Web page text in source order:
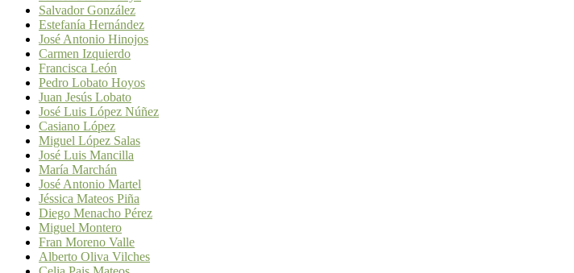
Salvador González
Estefanía Hernández
José Antonio Hinojos
Carmen Izquierdo
Francisca León
Pedro Lobato Hoyos
Juan Jesús Lobato
José Luis López Núñez
Casiano López
Miguel López Salas
José Luis Mancilla
María Marchán
José Antonio Martel
Jéssica Mateos Piña
Diego Menacho Pérez
Miguel Montero
Fran Moreno Valle
Alberto Oliva Vilches